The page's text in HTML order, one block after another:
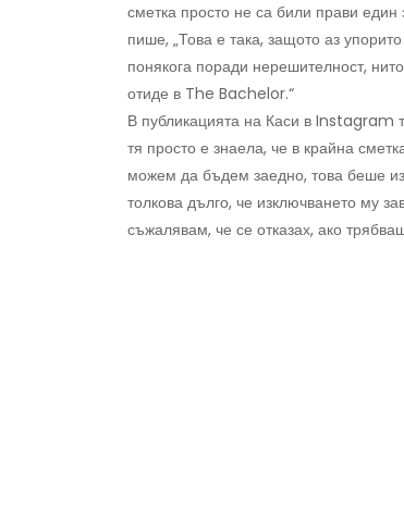
сметка просто не са били прави
пише, „Това е така, защото аз
понякога поради нерешителност,
отиде в The Bachelor.“
В публикацията на Каси в Instagram
тя просто е знаела, че в крайна
можем да бъдем заедно, това беше
толкова дълго, че изключването му
съжалявам, че се отказах, ако